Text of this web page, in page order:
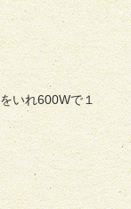
いれ600Wで１